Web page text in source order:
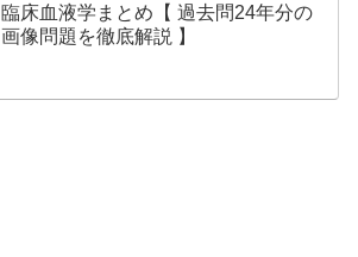
臨床血液学まとめ【 過去問24年分の
画像問題を徹底解説 】